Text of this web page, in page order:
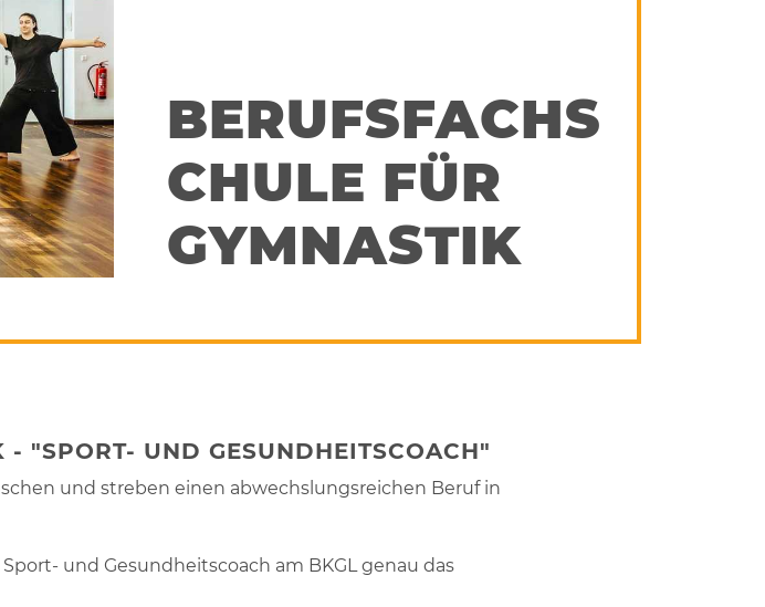
BERUFSFACHS
CHULE FÜR
GYMNASTIK
- "SPORT- UND GESUNDHEITSCOACH"
und streben einen abwechslungsreichen Beruf in
und Gesundheitscoach am BKGL genau das